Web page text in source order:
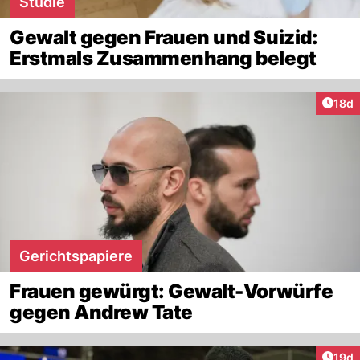
Gewalt gegen Frauen und Suizid:
Erstmals Zusammenhang belegt
18d
Gerichtspapiere
Frauen gewürgt: Gewalt-Vorwürfe
gegen Andrew Tate
19d